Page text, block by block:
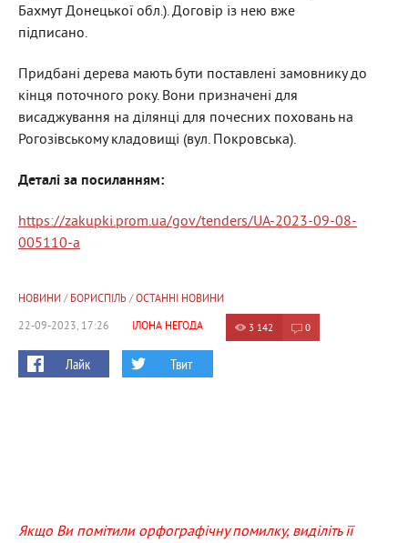
Бахмут Донецької обл.). Договір із нею вже
підписано.
Придбані дерева мають бути поставлені замовнику до
кінця поточного року. Вони призначені для
висаджування на ділянці для почесних поховань на
Рогозівському кладовищі (вул. Покровська).
Деталі за посиланням:
https://zakupki.prom.ua/gov/tenders/UA-2023-09-08-
005110-a
НОВИНИ/ БОРИСПІЛЬ/ ОСТАННІ НОВИНИ
22-09-2023, 17:26
ІЛОНА НЕГОДА 3 142 0
Лайк Твит
Якщо Ви помітили орфографічну помилку, виділіть її